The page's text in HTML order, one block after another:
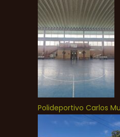
Polideportivo Carlos